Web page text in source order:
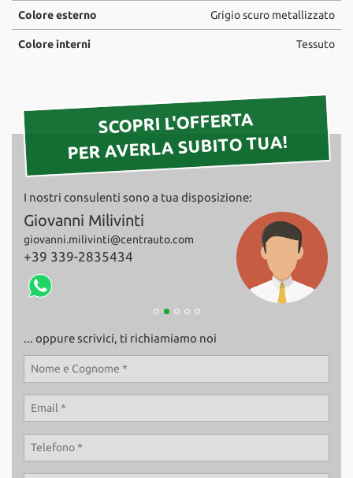
Colore esterno Grigio scuro metallizzato
Colore interni Tessuto
SCOPRI L'OFFERTA
PER AVERLA SUBITO TUA!
I nostri consulenti sono a tua disposizione:
Giovanni Milivinti
giovanni.milivinti@centrauto.com
+39 339-2835434
... oppure scrivici, ti richiamiamo noi
Cookie di marketing
Salva
le